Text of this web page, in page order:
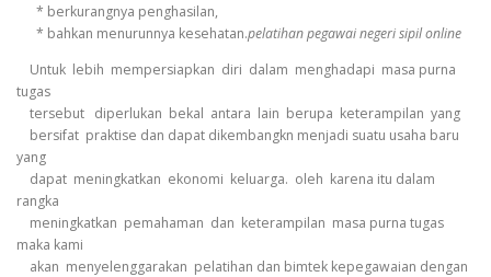
* berkurangnya penghasilan,
* bahkan menurunnya kesehatan.pelatihan pegawai negeri sipil online
Untuk lebih mempersiapkan diri dalam menghadapi masa purna
tugas
tersebut diperlukan bekal antara lain berupa keterampilan yang
bersifat praktise dan dapat dikembangkn menjadi suatu usaha baru
yang
dapat meningkatkan ekonomi keluarga. oleh karena itu dalam
rangka
meningkatkan pemahaman dan keterampilan masa purna tugas
maka kami
akan menyelenggarakan pelatihan dan bimtek kepegawaian dengan